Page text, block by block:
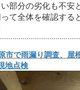
部分の劣化も不安
て全体を確認する
市で雨漏り調査、屋
地点検